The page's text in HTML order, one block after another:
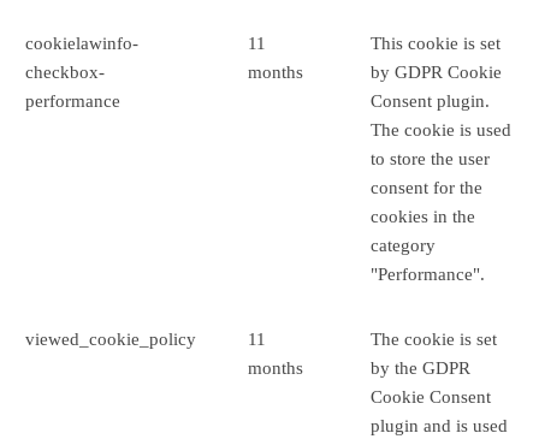
cookielawinfo-
checkbox-
performance
11
months
This cookie is set
by GDPR Cookie
Consent plugin.
The cookie is used
to store the user
consent for the
cookies in the
category
"Performance".
viewed_cookie_policy
11
months
The cookie is set
by the GDPR
Cookie Consent
plugin and is used